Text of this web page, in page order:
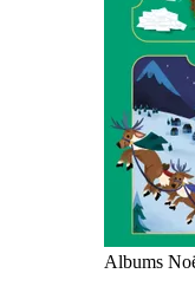
Albums